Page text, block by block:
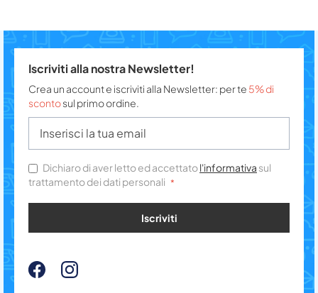
Iscriviti alla nostra Newsletter!
Crea un account e iscriviti alla Newsletter: per te 5% di
scontosul primo ordine.
Dichiaro di aver letto ed accettatol'informativa sul
trattamento dei dati personali
Iscriviti